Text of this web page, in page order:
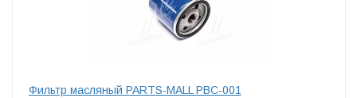
Фильтр масляный PARTS-MALL PBC-001